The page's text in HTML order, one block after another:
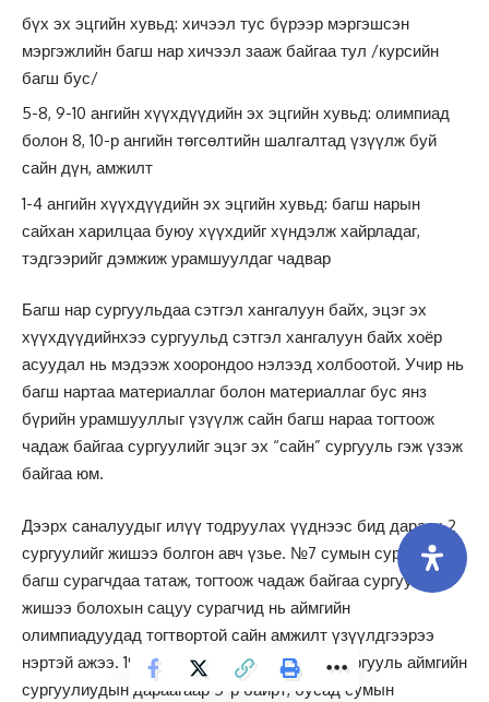
бүх эх эцгийн хувьд: хичээл тус бүрээр мэргэшсэн
мэргэжлийн багш нар хичээл зааж байгаа тул /курсийн
багш бус/
5-8, 9-10 ангийн хүүхдүүдийн эх эцгийн хувьд: олимпиад
болон 8, 10-р ангийн төгсөлтийн шалгалтад үзүүлж буй
сайн дүн, амжилт
1-4 ангийн хүүхдүүдийн эх эцгийн хувьд: багш нарын
сайхан харилцаа буюу хүүхдийг хүндэлж хайрладаг,
тэдгээрийг дэмжиж урамшуулдаг чадвар
Багш нар сургуульдаа сэтгэл хангалуун байх, эцэг эх
хүүхдүүдийнхээ сургуульд сэтгэл хангалуун байх хоёр
асуудал нь мэдээж хоорондоо нэлээд холбоотой. Учир нь
багш нартаа материаллаг болон материаллаг бус янз
бүрийн урамшууллыг үзүүлж сайн багш нараа тогтоож
чадаж байгаа сургуулийг эцэг эх “сайн” сургууль гэж үзэж
байгаа юм.
Дээрх саналуудыг илүү тодруулах үүднээс бид дараах 2
сургуулийг жишээ болгон авч үзье. №7 сумын сургууль нь
багш сурагчдаа татаж, тогтоож чадаж байгаа сургуулийн
жишээ болохын сацуу сурагчид нь аймгийн
олимпиадуудад тогтвортой сайн амжилт үзүүлдгээрээ
нэртэй ажээ. 1998-2003 оны хооронд тус сургууль аймгийн
сургуулиудын дараагаар 5-р байрт, бусад сумын